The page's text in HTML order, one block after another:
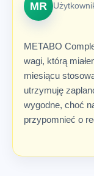
MR
METABO
wagi, którą
miesiącu
utrzymuję
wygodne, choć
przypomnieć o